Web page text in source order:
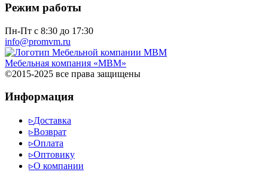
Режим работы
Пн-Пт с 8:30 до 17:30
info@promvm.ru
Мебельная компания «МВМ»
©2015-2025 все права защищены
Информация
▹Доставка
▹Возврат
▹Оплата
▹Оптовику
▹О компании